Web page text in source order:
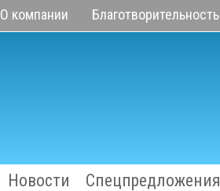
О компании Благотворительность
Новости Спецпредложения